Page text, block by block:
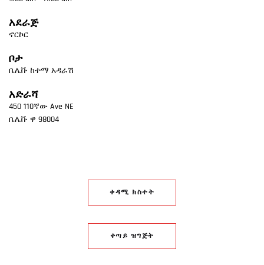
አደራጅ
ኖርኮር
ቦታ
ቤሌቩ ከተማ አዳራሽ
አድራሻ
450 110ኛው Ave NE
ቤሌቩ ዋ 98004
ቀዳሚ ክስተት
ቀጣይ ዝግጅት